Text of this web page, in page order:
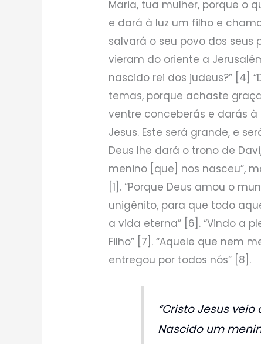
Maria, tua mulher, porque o
e dará à luz um filho e
salvará o seu povo dos seus
vieram do oriente a
nascido rei dos judeus?” [4]
temas, porque achaste
ventre conceberás e darás
Jesus. Este será grande, e
Deus lhe dará o trono de
menino [que] nos nasceu”,
[1]. “Porque Deus amou o
unigênito, para que todo
a vida eterna” [6]. “Vindo a
Filho” [7]. “Aquele que nem
entregou por todos nós” [8].
“Cristo Jesus veio
Nascido um